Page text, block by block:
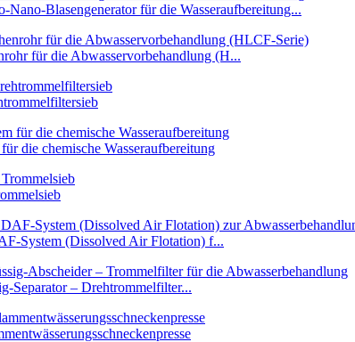
Blasengenerator für die Wasseraufbereitung...
für die Abwasservorbehandlung (H...
die chemische Wasseraufbereitung
System (Dissolved Air Flotation) f...
Separator – Drehtrommelfilter...